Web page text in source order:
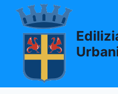
Salta
contenuto